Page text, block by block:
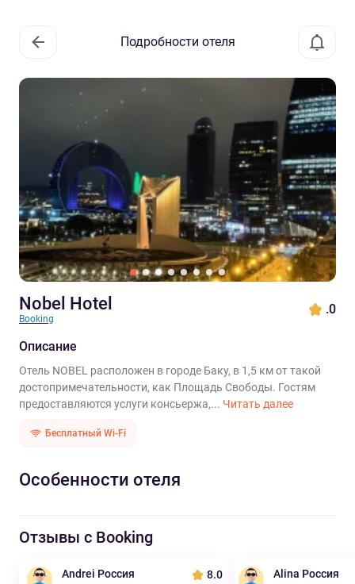
Подробности отеля
Nobel Hotel
Booking
.0
Описание
Отель NOBEL расположен в городе Баку, в 1,5 км от такой
достопримечательности, как Площадь Свободы. Гостям
предоставляются услуги консьержа,... Читать далее
Бесплатный Wi-Fi
Особенности отеля
Отзывы с Booking
Andrei Россия 8.0 Alina Россия